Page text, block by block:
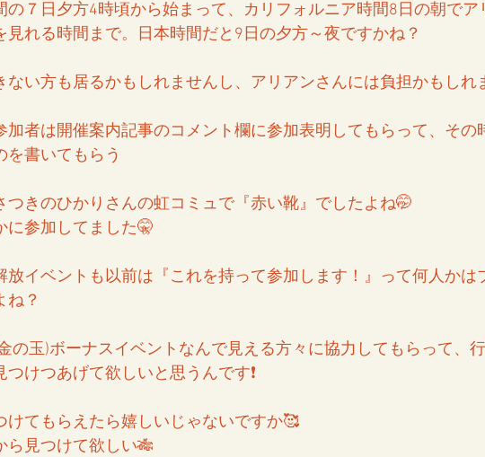
の７日夕方4時頃から始まって、カリフォルニア時間8日の朝でア
見れる時間まで。日本時間だと9日の夕方～夜ですかね？
ない方も居るかもしれませんし、アリアンさんには負担かもしれ
加者は開催案内記事のコメント欄に参加表明してもらって、その
を書いてもらう
つきのひかりさんの虹コミュで『赤い靴』でしたよね🤭
に参加してました🤫
放イベントも以前は『これを持って参加します！』って何人かは
ね？
の玉)ボーナスイベントなんで見える方々に協力してもらって、
つけつあげて欲しいと思うんです❗
けてもらえたら嬉しいじゃないですか🥰
ら見つけて欲しい🎋